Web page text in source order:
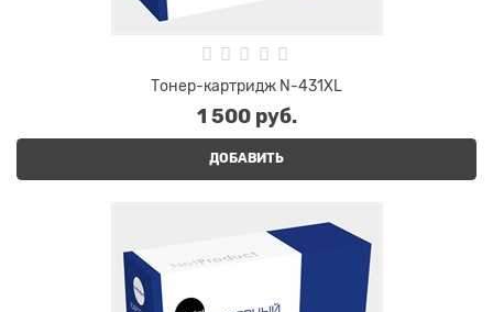
Тонер-картридж N-431XL
1 500 руб.
ДОБАВИТЬ